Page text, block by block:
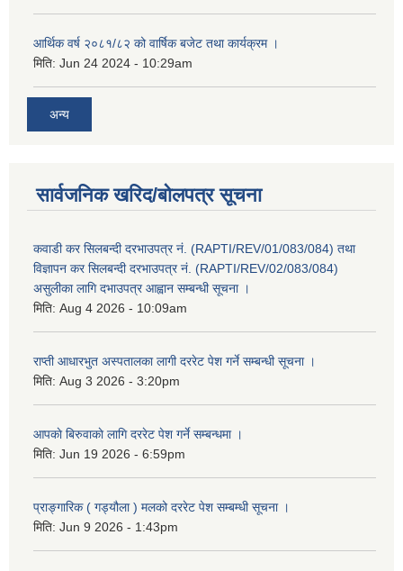
आर्थिक वर्ष २०८१/८२ को वार्षिक बजेट तथा कार्यक्रम ।
मिति: Jun 24 2024 - 10:29am
अन्य
सार्वजनिक खरिद/बोलपत्र सूचना
कवाडी कर सिलबन्दी दरभाउपत्र नं. (RAPTI/REV/01/083/084) तथा
विज्ञापन कर सिलबन्दी दरभाउपत्र नं. (RAPTI/REV/02/083/084)
असुलीका लागि दभाउपत्र आह्वान सम्बन्धी सूचना ।
मिति: Aug 4 2026 - 10:09am
राप्ती आधारभुत अस्पतालका लागी दररेट पेश गर्ने सम्बन्धी सूचना ।
मिति: Aug 3 2026 - 3:20pm
आपकाे बिरुवाकाे लागि दररेट पेश गर्ने सम्बन्धमा ।
मिति: Jun 19 2026 - 6:59pm
प्राङ्गारिक ( गड्यौला ) मलको दररेट पेश सम्बम्धी सूचना ।
मिति: Jun 9 2026 - 1:43pm